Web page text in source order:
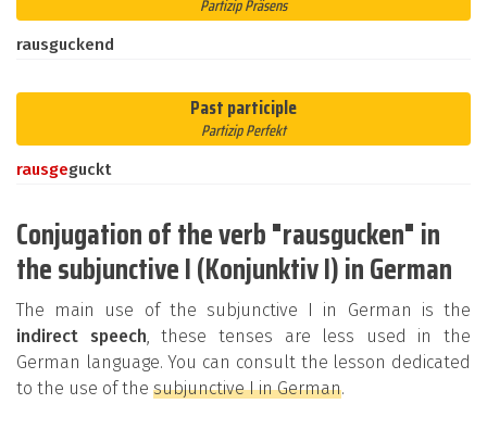
Partizip Präsens
rausguckend
Past participle
Partizip Perfekt
rausgeguckt
Conjugation of the verb "rausgucken" in
the subjunctive I (Konjunktiv I) in German
The main use of the subjunctive I in German is the
indirect speech, these tenses are less used in the
German language. You can consult the lesson dedicated
to the use of the subjunctive I in German.